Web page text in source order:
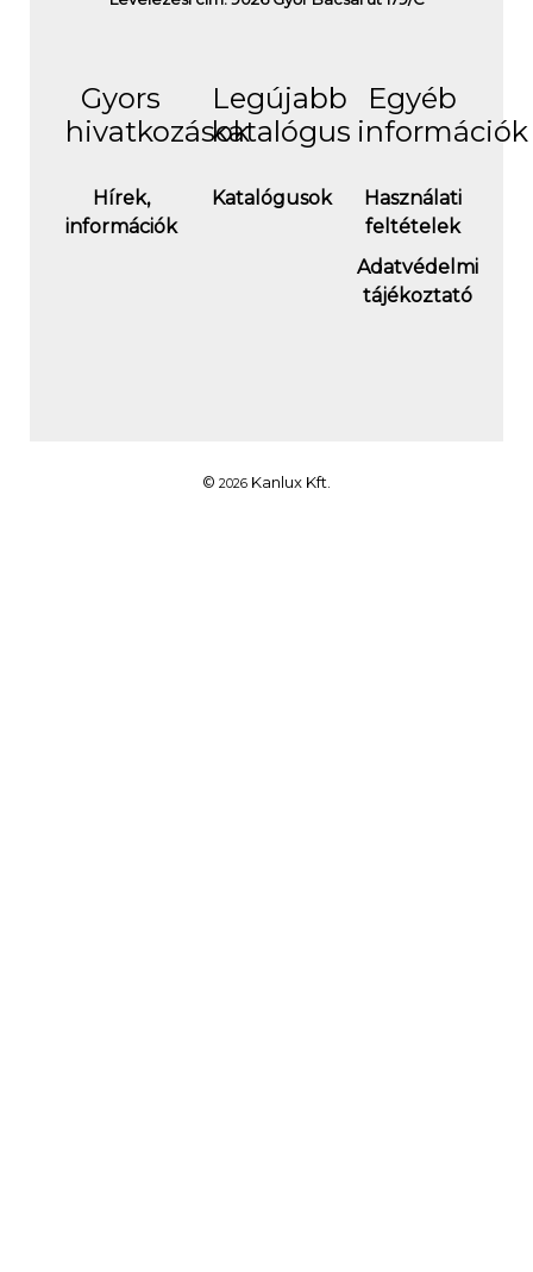
Gyors
hivatkozások
Hírek,
információk
Legújabb
katalógus
Katalógusok
Egyéb
információk
Használati
feltételek
Adatvédelmi
tájékoztató
© 2026 Kanlux Kft.